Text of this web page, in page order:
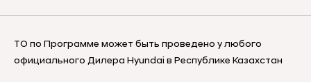
ТО по Программе может быть проведено у любого
официального Дилера Hyundai в Республике Казахстан